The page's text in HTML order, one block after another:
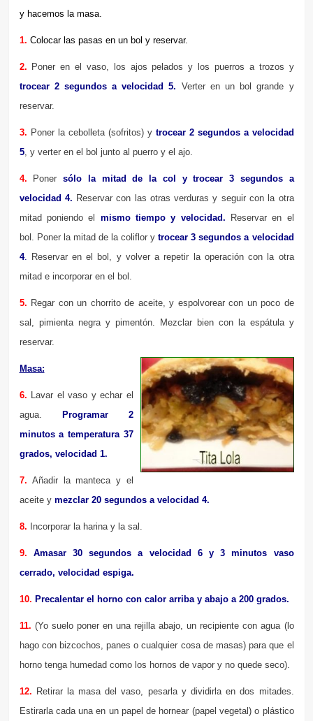
y hacemos la masa.
1. Colocar las pasas en un bol y reservar.
2. Poner en el vaso, los ajos pelados y los puerros a trozos y
trocear 2 segundos a velocidad 5. Verter en un bol grande y
reservar.
3. Poner la cebolleta (sofritos) y trocear 2 segundos a velocidad
5, y verter en el bol junto al puerro y el ajo.
4. Poner sólo la mitad de la col y trocear 3 segundos a
velocidad 4. Reservar con las otras verduras y seguir con la otra
mitad poniendo el mismo tiempo y velocidad. Reservar en el
bol.
Poner la mitad de la coliflor ytrocear 3 segundos a velocidad
4.
Reservar en el bol, y volver a repetir la operación con la otra
mitad e incorporar en el bol.
5. Regar con un chorrito de aceite, y espolvorear con un poco de
sal, pimienta negra y pimentón. Mezclar bien con la espátula y
reservar.
Masa:
6. Lavar el vaso y echar el
agua. Programar 2
minutos a temperatura 37
grados, velocidad 1.
7. Añadir la manteca y el
aceite y mezclar 20 segundos a velocidad 4.
8. Incorporar la harina y la sal.
9. Amasar 30 segundos a velocidad 6 y 3 minutos vaso
cerrado, velocidad espiga.
10. Precalentar el horno con calor arriba y abajo a 200 grados.
11. (Yo suelo poner en una rejilla abajo, un recipiente con agua (lo
hago con bizcochos, panes o cualquier cosa de masas) para que el
horno tenga humedad como los hornos de vapor y no quede seco).
12. Retirar la masa del vaso, pesarla y dividirla en dos mitades.
Estirarla cada una en un papel de hornear (papel vegetal) o plástico